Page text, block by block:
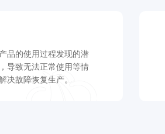
品的使用过程发现的潜
导致无法正常使用等情
决故障恢复生产。